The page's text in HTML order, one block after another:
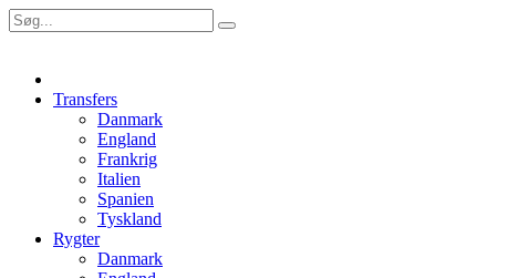
Transfers
Danmark
England
Frankrig
Italien
Spanien
Tyskland
Rygter
Danmark